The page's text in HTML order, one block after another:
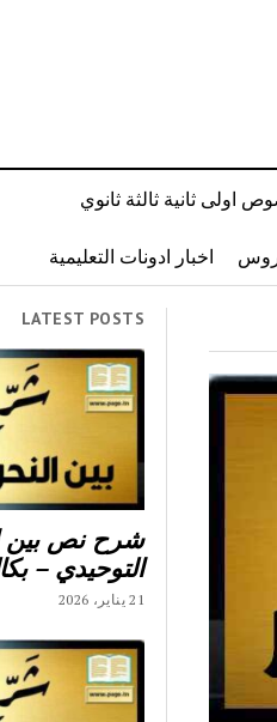
اولى ثانية ثالثة ثانوي
اخبار ادونات التعليمية
LATEST POSTS
شرح نص بين
التوحيدي –
21 يناير، 2026